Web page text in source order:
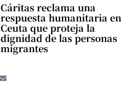
Cáritas reclama una
respuesta humanitaria en
Ceuta que proteja la
dignidad de las personas
migrantes